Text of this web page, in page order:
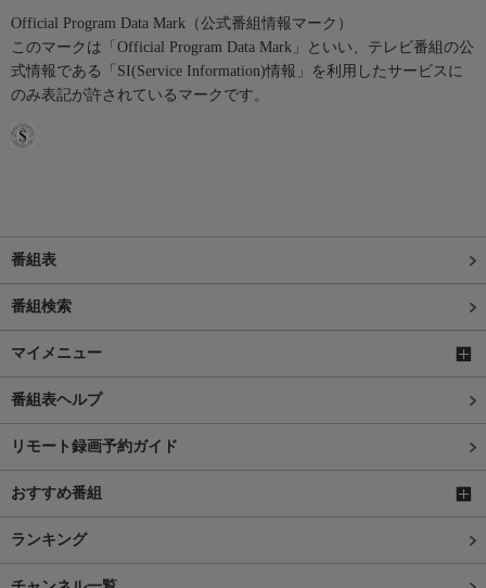
Official Program Data Mark（公式番組情報マーク）
このマークは「Official Program Data Mark」といい、テレビ番組の公
式情報である「SI(Service Information)情報」を利用したサービスに
のみ表記が許されているマークです。
番組表
番組検索
マイメニュー
番組表ヘルプ
リモート録画予約ガイド
おすすめ番組
ランキング